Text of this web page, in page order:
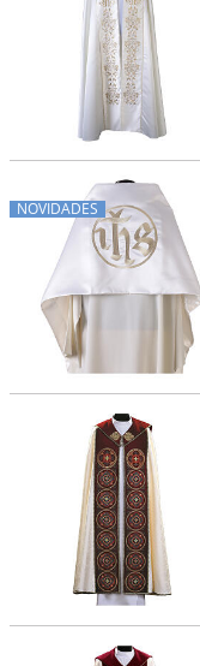
NOVIDADES